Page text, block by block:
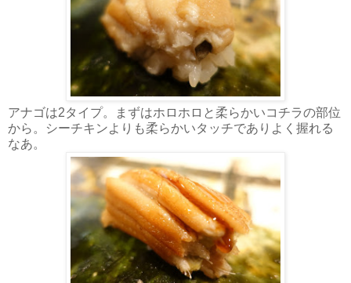
アナゴは2タイプ。まずはホロホロと柔らかいコチラの部位
から。シーチキンよりも柔らかいタッチでありよく握れる
なあ。